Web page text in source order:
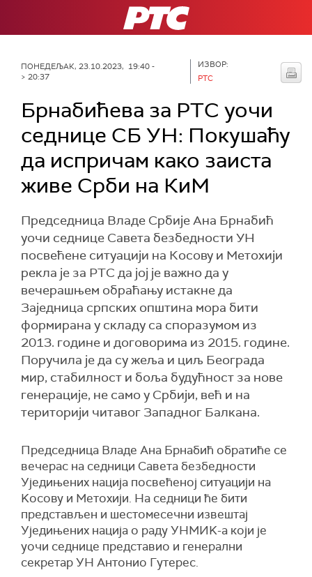
РТС
ПОНЕДЕЉАК, 23.10.2023, 19:40 -
> 20:37
ИЗВОР:
РТС
Брнабићева за РТС уочи
седнице СБ УН: Покушаћу
да испричам како заиста
живе Срби на КиМ
Председница Владе Србије Ана Брнабић
уочи седнице Савета безбедности УН
посвећене ситуацији на Косову и Метохији
рекла је за РТС да јој је важно да у
вечерашњем обраћању истакне да
Заједница српских општина мора бити
формирана у складу са споразумом из
2013. године и договорима из 2015. године.
Поручила је да су жеља и циљ Београда
мир, стабилност и боља будућност за нове
генерације, не само у Србији, већ и на
територији читавог Западног Балкана.
Председница Владе Ана Брнабић обратиће се
вечерас на седници Савета безбедности
Уједињених нација посвећеној ситуацији на
Kосову и Метохији. На седници ће бити
представљен и шестомесечни извештај
Уједињених нација о раду УНМИK-а који је
уочи седнице представио и генерални
секретар УН Антонио Гутерес.